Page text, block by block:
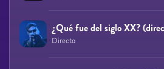
Directo